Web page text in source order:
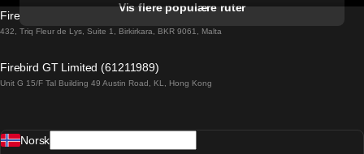
Barcelona Madrid Tog
Barcelona Sevilla Tog
Vis flere populære ruter
Firebird GT Limited (OC 1451)
432, Triq Fleur de Lys, Suite 1, Birkirkara, BKR 9061, Malta
Firebird GT Limited (61211989)
Unit G 15/F Tal Building 49 Austin Road, KL, Hong Kong
Norsk